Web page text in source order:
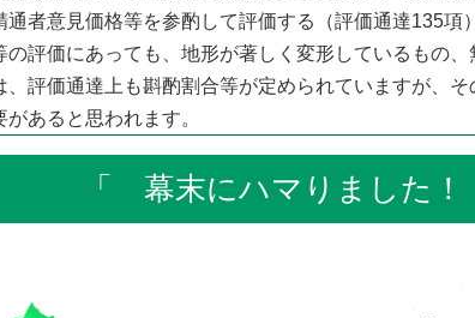
者意見価格等を参酌して評価する（評価通達135
の評価にあっても、地形が著しく変形しているもの
、評価通達上も斟酌割合等が定められていますが、
あると思われます。
「 幕末にハマりました！